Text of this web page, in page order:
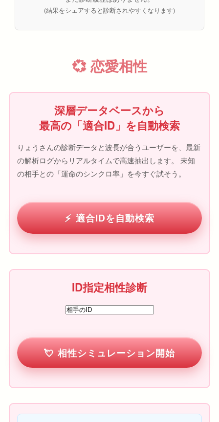
(結果をシェアすると診断されやすくなります)
💞 恋愛相性
深層データベースから
最高の「適合ID」を自動検索
りょうさんの診断データと波長が合うユーザーを、最新
の解析ログからリアルタイムで高速抽出します。 未知
の相手との「運命のシンクロ率」を今すぐ試そう。
適合IDを自動検索
ID指定相性診断
相性シミュレーション開始